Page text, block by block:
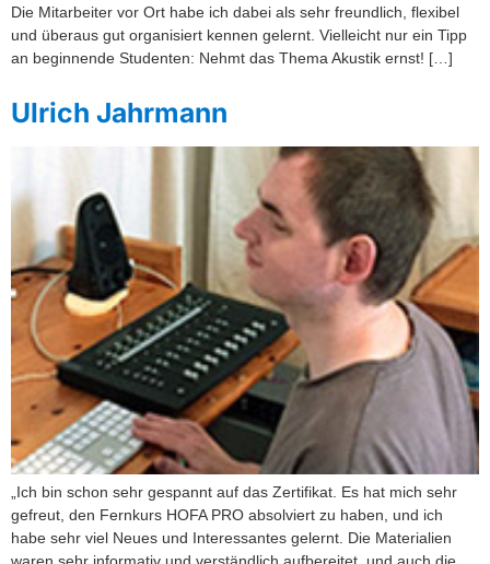
Die Mitarbeiter vor Ort habe ich dabei als sehr freundlich, flexibel
und überaus gut organisiert kennen gelernt. Vielleicht nur ein Tipp
an beginnende Studenten: Nehmt das Thema Akustik ernst! […]
Ulrich Jahrmann
„Ich bin schon sehr gespannt auf das Zertifikat. Es hat mich sehr
gefreut, den Fernkurs HOFA PRO absolviert zu haben, und ich
habe sehr viel Neues und Interessantes gelernt. Die Materialien
waren sehr informativ und verständlich aufbereitet, und auch die